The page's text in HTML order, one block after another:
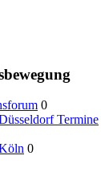
0
Termine
0